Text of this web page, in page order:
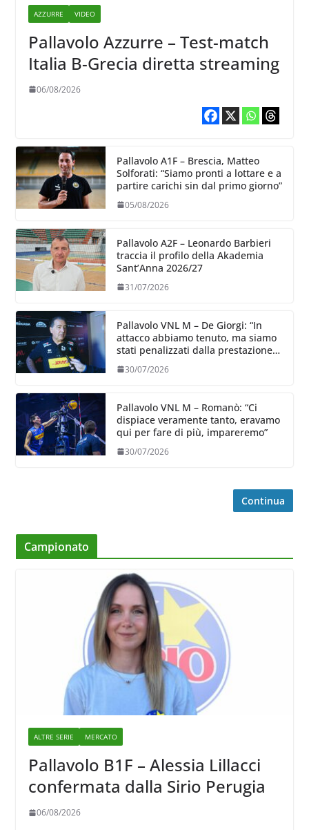
AZZURRE VIDEO
Pallavolo Azzurre – Test-match
Italia B-Grecia diretta streaming
06/08/2026
Pallavolo A1F – Brescia, Matteo
Solforati: “Siamo pronti a lottare e a
partire carichi sin dal primo giorno”
05/08/2026
Pallavolo A2F – Leonardo Barbieri
traccia il profilo della Akademia
Sant’Anna 2026/27
31/07/2026
Pallavolo VNL M – De Giorgi: “In
attacco abbiamo tenuto, ma siamo
stati penalizzati dalla prestazione
30/07/2026
Pallavolo VNL M – Romanò: “Ci
dispiace veramente tanto, eravamo
qui per fare di più, impareremo”
30/07/2026
Continua
Campionato
ALTRE SERIE MERCATO
Pallavolo B1F – Alessia Lillacci
confermata dalla Sirio Perugia
06/08/2026